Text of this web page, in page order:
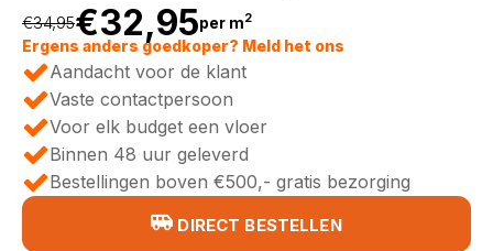
€34,95
Oorspronkelijke
prijs
was:
€34,95.
€32,95
Huidige
prijs
is:
€32,95.
per m2
Ergens anders goedkoper? Meld het ons
Aandacht voor de klant
Vaste contactpersoon
Voor elk budget een vloer
Binnen 48 uur geleverd
Bestellingen boven €500,- gratis bezorging
DIRECT BESTELLEN